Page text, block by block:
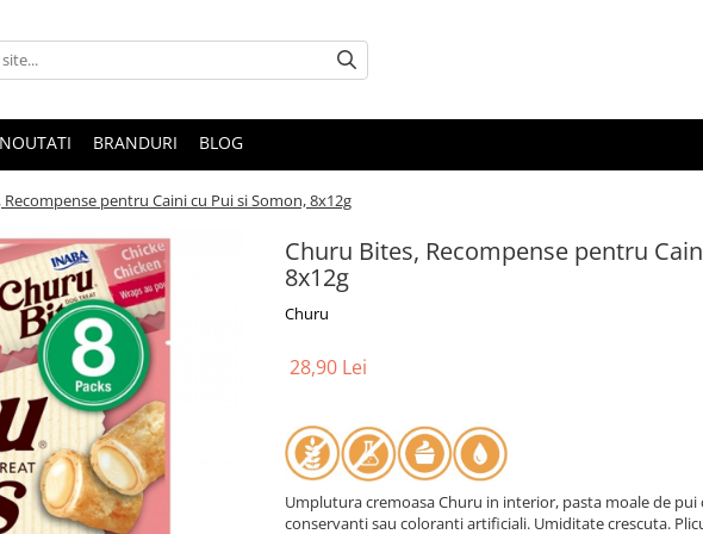
NOUTATI BRANDURI BLOG
pentru Caini cu Pui si Somon, 8x12g
Churu Bites, Recompense pentru
8x12g
Churu
28,90 Lei
Umplutura cremoasa Churu in interior, pasta moale de pui
conservanti sau coloranti artificiali. Umiditate crescuta.